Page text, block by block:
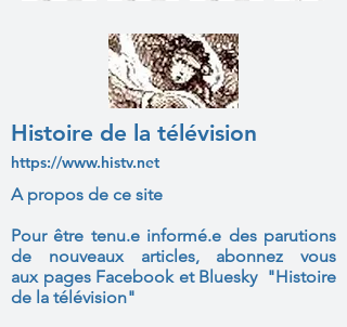
Histoire de la télévision
https://www.histv.net
A propos de ce site
Pour être tenu.e informé.e des parutions
de nouveaux articles, abonnez vous
aux pages Facebook et Bluesky "Histoire
de la télévision"